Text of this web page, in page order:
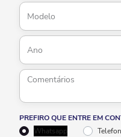
PREFIRO QUE ENTRE EM
Whatsapp